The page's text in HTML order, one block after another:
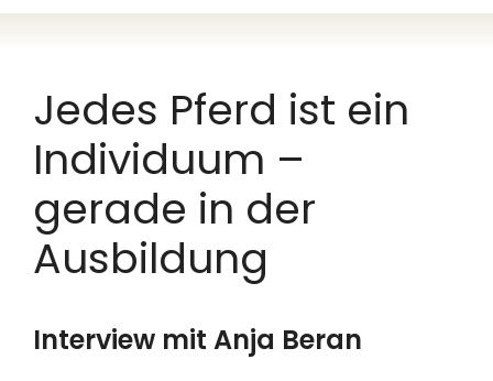
Jedes Pferd ist ein
Individuum –
gerade in der
Ausbildung
Interview mit Anja Beran